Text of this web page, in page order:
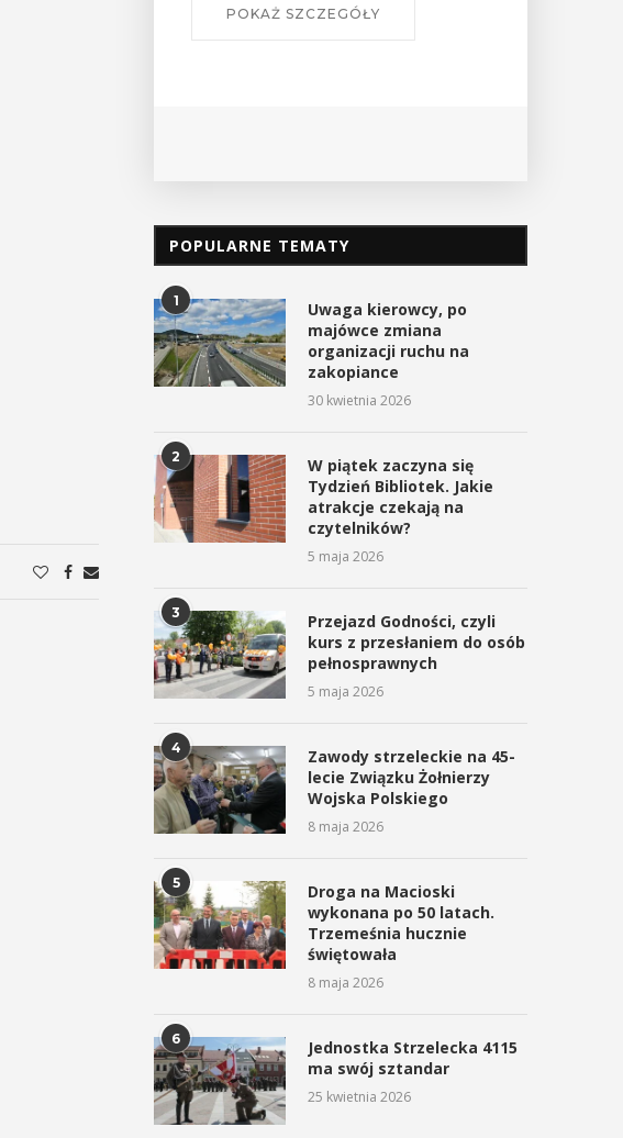
POKAŻ SZCZEGÓŁY
POPULARNE TEMATY
1
Uwaga kierowcy, po
majówce zmiana
organizacji ruchu na
zakopiance
30 kwietnia 2026
2
W piątek zaczyna się
Tydzień Bibliotek. Jakie
atrakcje czekają na
czytelników?
5 maja 2026
3
Przejazd Godności, czyli
kurs z przesłaniem do osób
pełnosprawnych
5 maja 2026
4
Zawody strzeleckie na 45-
lecie Związku Żołnierzy
Wojska Polskiego
8 maja 2026
5
Droga na Macioski
wykonana po 50 latach.
Trzemeśnia hucznie
świętowała
8 maja 2026
6
Jednostka Strzelecka 4115
ma swój sztandar
25 kwietnia 2026